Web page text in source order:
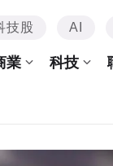
技股 AI
業 科技